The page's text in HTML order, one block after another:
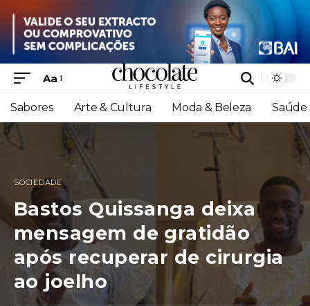
Aa
Sabores Arte & Cultura Moda & Beleza Saúde
SOCIEDADE
Bastos Quissanga deixa
mensagem de gratidão
após recuperar de cirurgia
ao joelho